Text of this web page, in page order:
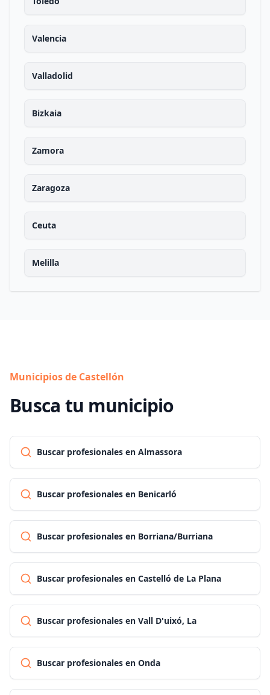
Valencia
Valladolid
Bizkaia
Zamora
Zaragoza
Ceuta
Melilla
Municipios de Castellón
Busca tu municipio
Buscar profesionales en Almassora
Buscar profesionales en Benicarló
Buscar profesionales en Borriana/Burriana
Buscar profesionales en Castelló de La Plana
Buscar profesionales en Vall D'uixó, La
Buscar profesionales en Onda